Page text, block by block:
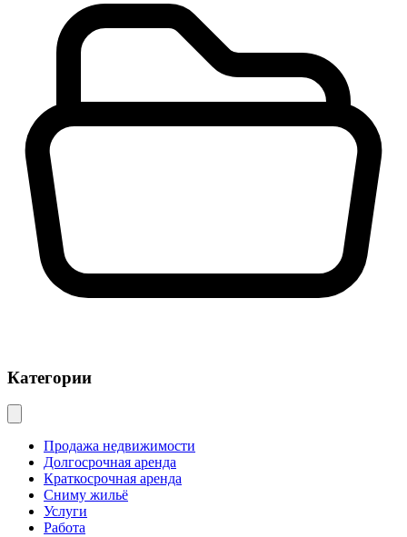
Категории
Продажа недвижимости
Долгосрочная аренда
Краткосрочная аренда
Сниму жильё
Услуги
Работа